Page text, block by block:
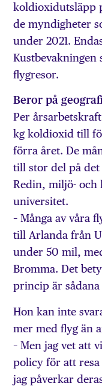
koldioxidutsläpp
de myndigheter
under 2021.
flygresor.
Beror på
Per
kg koldioxid till
förra året. De
till stor del på det
Redin, miljö- och
universitet.
– Många av våra
till Arlanda från
under 50 mil,
Bromma. Det
princip är
Hon kan inte
mer med flyg än
– Men jag vet att
policy för att
jag påverkar